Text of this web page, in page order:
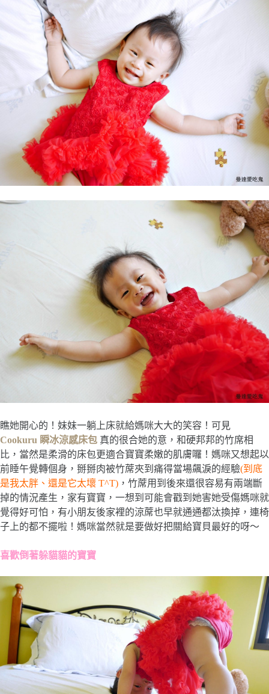
瞧她開心的！妹妹一躺上床就給媽咪大大的笑容！可見
Cookuru 瞬冰涼感床包 真的很合她的意，和硬邦邦的竹席相
比，當然是柔滑的床包更適合寶寶柔嫩的肌膚囉！媽咪又想起以
前睡午覺轉個身，掰掰肉被竹蓆夾到痛得當場飆淚的經驗(到底
是我太胖、還是它太壞 T^T) ，竹蓆用到後來還很容易有兩端斷
掉的情況產生，家有寶寶，一想到可能會戳到她害她受傷媽咪就
覺得好可怕，有小朋友後家裡的涼蓆也早就通通都汰換掉，連椅
子上的都不擺啦！媽咪當然就是要做好把關給寶貝最好的呀～
喜歡倒著躲貓貓的寶寶